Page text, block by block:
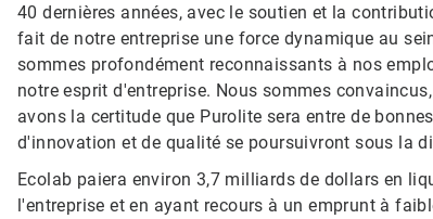
40 dernières années, avec le soutien et la
fait de notre entreprise une force dynamique au
sommes profondément reconnaissants à nos
notre esprit d'entreprise. Nous sommes
avons la certitude que Purolite sera entre de
d'innovation et de qualité se poursuivront sous la
Ecolab paiera environ 3,7 milliards de dollars​​​​​​​ en
l'entreprise et en ayant recours à un emprunt à